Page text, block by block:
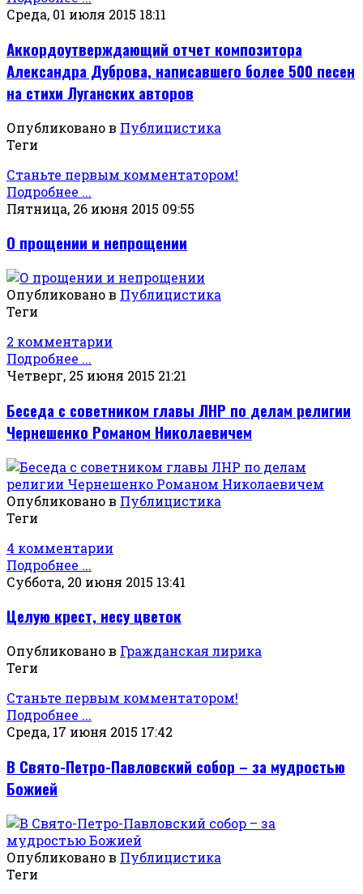
Среда, 01 июля 2015 18:11
Аккордоутверждающий отчет композитора
Александра Дуброва, написавшего более 500 песен
на стихи Луганских авторов
Опубликовано в Публицистика
Теги
Станьте первым комментатором!
Подробнее ...
Пятница, 26 июня 2015 09:55
О прощении и непрощении
Опубликовано в Публицистика
Теги
2 комментарии
Подробнее ...
Четверг, 25 июня 2015 21:21
Беседа с советником главы ЛНР по делам религии
Чернешенко Романом Николаевичем
Опубликовано в Публицистика
Теги
4 комментарии
Подробнее ...
Суббота, 20 июня 2015 13:41
Целую крест, несу цветок
Опубликовано в Гражданская лирика
Теги
Станьте первым комментатором!
Подробнее ...
Среда, 17 июня 2015 17:42
В Свято-Петро-Павловский собор – за мудростью
Божией
Опубликовано в Публицистика
Теги